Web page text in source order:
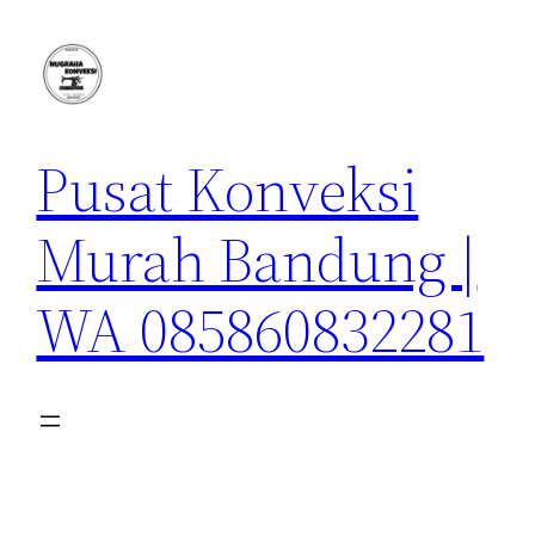
konten
Pusat Konveksi
Murah Bandung |
WA 085860832281